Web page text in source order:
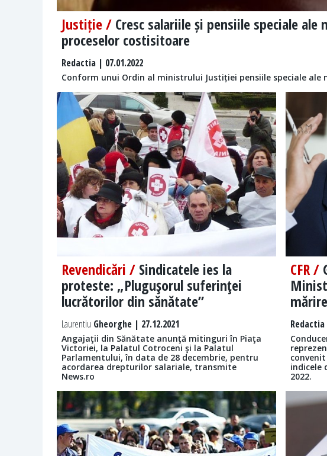
Justiție / Cresc salariile și pensiile speciale
proceselor costisitoare
Redactia | 07.01.2022
Conform unui Ordin al ministrului Justiției pensiile speciale
Revendicări / Sindicatele ies la
proteste: „Pluguşorul suferinţei
lucrătorilor din sănătate”
Laurentiu Gheorghe | 27.12.2021
Angajaţii din Sănătate anunţă mitinguri în Piaţa
Victoriei, la Palatul Cotroceni şi la Palatul
Parlamentului, în data de 28 decembrie, pentru
acordarea drepturilor salariale, transmite
News.ro
CFR /
Redactia
indicele
2022.